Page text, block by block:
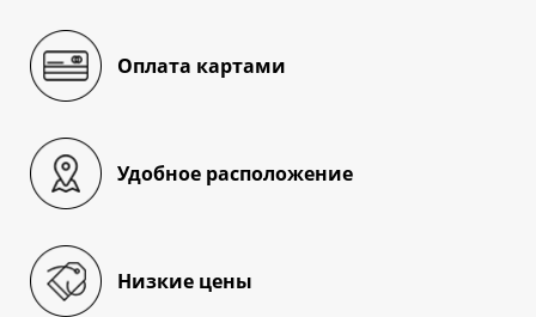
Оплата картами
Удобное расположение
Низкие цены